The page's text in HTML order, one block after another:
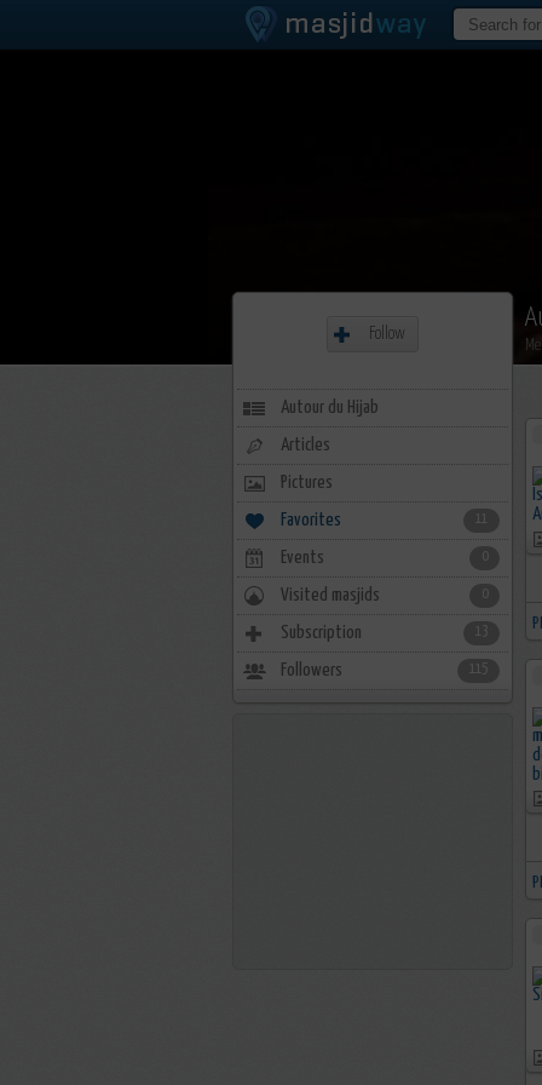
Follow
Autour du Hijab
Articles
Pictures
Favorites 11
Events
Visited masjids
Subscription 13
Followers 115